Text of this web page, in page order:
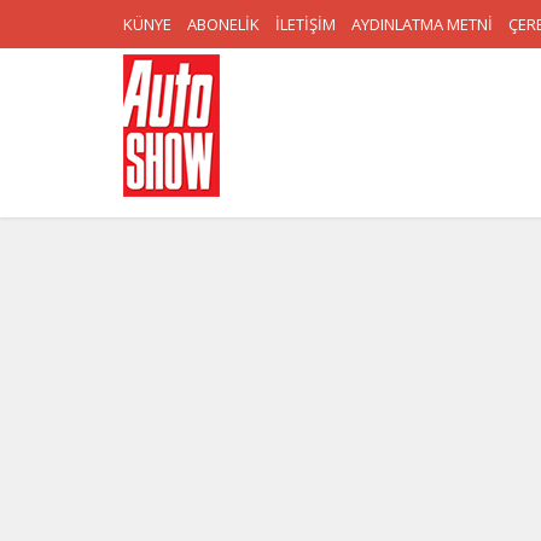
KÜNYE ABONELİK İLETİŞİM AYDINLATMA METNİ